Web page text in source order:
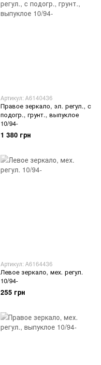
Артикул: А6140436
Правое зеркало, эл. регул., с
подогр., грунт., выпуклое
10/94-
1 380 грн
Артикул: A6164436
Левое зеркало, мех. регул.
10/94-
255 грн